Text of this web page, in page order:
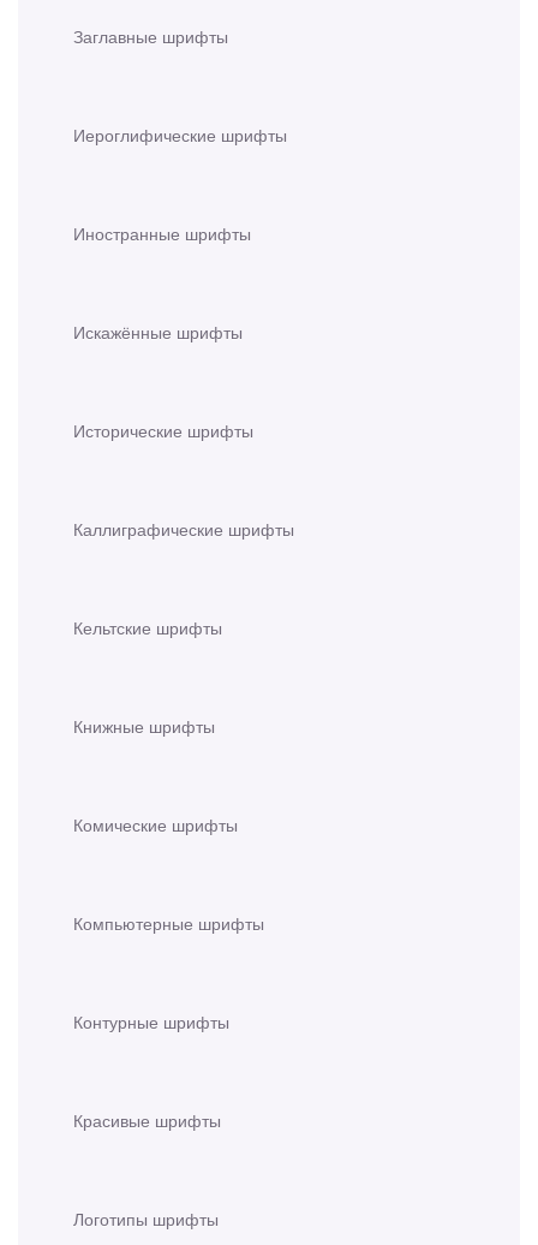
Заглавные шрифты
Иероглифические шрифты
Иностранные шрифты
Искажённые шрифты
Исторические шрифты
Каллиграфические шрифты
Кельтские шрифты
Книжные шрифты
Комические шрифты
Компьютерные шрифты
Контурные шрифты
Красивые шрифты
Логотипы шрифты